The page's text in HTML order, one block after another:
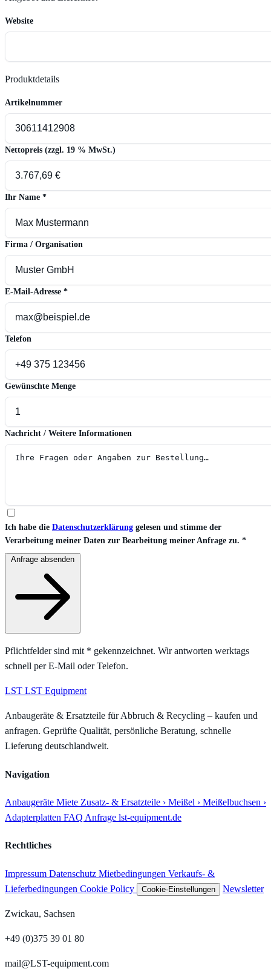
Website
Produktdetails
Artikelnummer
Nettopreis (zzgl. 19 % MwSt.)
Ihr Name *
Firma / Organisation
E-Mail-Adresse *
Telefon
Gewünschte Menge
Nachricht / Weitere Informationen
Ich habe die Datenschutzerklärung gelesen und stimme der
Verarbeitung meiner Daten zur Bearbeitung meiner Anfrage zu. *
Pflichtfelder sind mit * gekennzeichnet. Wir antworten werktags
schnell per E-Mail oder Telefon.
LST LST Equipment
Anbaugeräte & Ersatzteile für Abbruch & Recycling – kaufen und
anfragen. Geprüfte Qualität, persönliche Beratung, schnelle
Lieferung deutschlandweit.
Navigation
Anbaugeräte Miete Zusatz- & Ersatzteile › Meißel › Meißelbuchsen ›
Adapterplatten FAQ Anfrage lst-equipment.de
Rechtliches
Impressum Datenschutz Mietbedingungen Verkaufs- &
Lieferbedingungen Cookie Policy Cookie-Einstellungen Newsletter
Zwickau, Sachsen
+49 (0)375 39 01 80
mail@LST-equipment.com